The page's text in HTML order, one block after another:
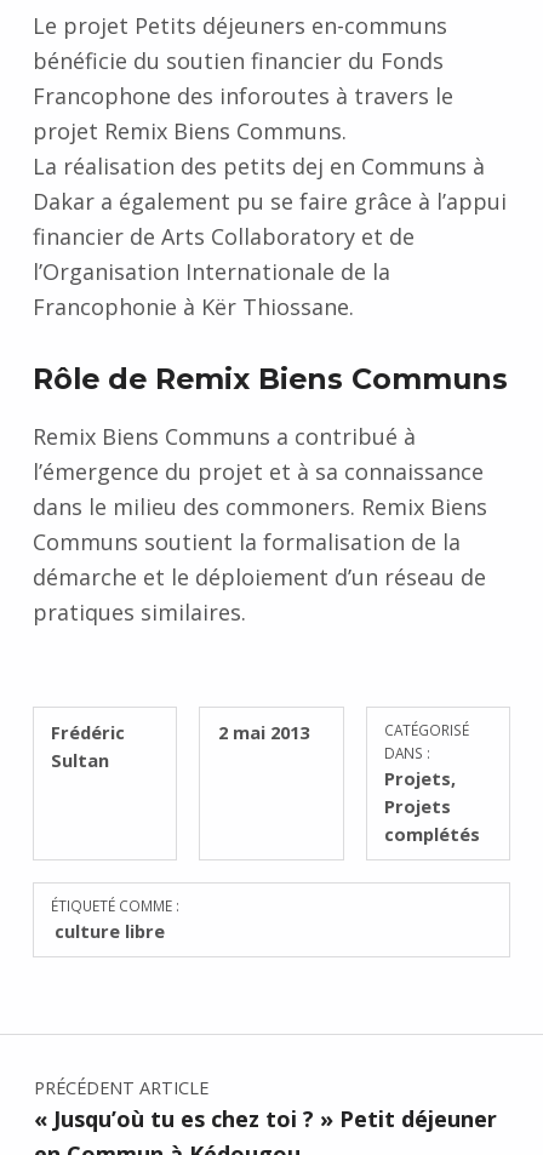
RÉDIGÉ PAR :
Frédéric
Sultan
PUBLIÉ SUR :
2 mai 2013
CATÉGORISÉ
DANS :
Projets,
Projets
complétés
ÉTIQUETÉ COMME :
culture libre
Le projet Petits déjeuners en-communs
bénéficie du soutien financier du Fonds
Francophone des inforoutes à travers le
projet Remix Biens Communs.
La réalisation des petits dej en Communs à
Dakar a également pu se faire grâce à l’appui
financier de Arts Collaboratory et de
l’Organisation Internationale de la
Francophonie à Kër Thiossane.
Rôle de Remix Biens Communs
Remix Biens Communs a contribué à
l’émergence du projet et à sa connaissance
dans le milieu des commoners. Remix Biens
Communs soutient la formalisation de la
démarche et le déploiement d’un réseau de
pratiques similaires.
Navigation de l’article
PRÉCÉDENT ARTICLE
« Jusqu’où tu es chez toi ? » Petit déjeuner